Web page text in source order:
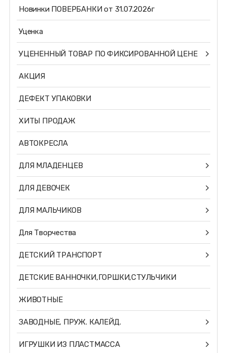
Новинки ПОВЕРБАНКИ от 31.07.2026г
Уценка
УЦЕНЕННЫЙ ТОВАР ПО ФИКСИРОВАННОЙ ЦЕНЕ
АКЦИЯ
ДЕФЕКТ УПАКОВКИ
ХИТЫ ПРОДАЖ
АВТОКРЕСЛА
ДЛЯ МЛАДЕНЦЕВ
ДЛЯ ДЕВОЧЕК
ДЛЯ МАЛЬЧИКОВ
Для Творчества
ДЕТСКИЙ ТРАНСПОРТ
ДЕТСКИЕ ВАННОЧКИ,ГОРШКИ,СТУЛЬЧИКИ
ЖИВОТНЫЕ
ЗАВОДНЫЕ, ПРУЖ. КАЛЕЙД.
ИГРУШКИ ИЗ ПЛАСТМАССА